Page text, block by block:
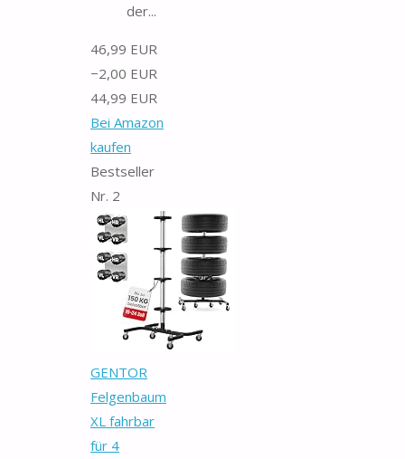
der...
46,99 EUR
−2,00 EUR
44,99 EUR
Bei Amazon
kaufen
Bestseller
Nr. 2
GENTOR
Felgenbaum
XL fahrbar
für 4